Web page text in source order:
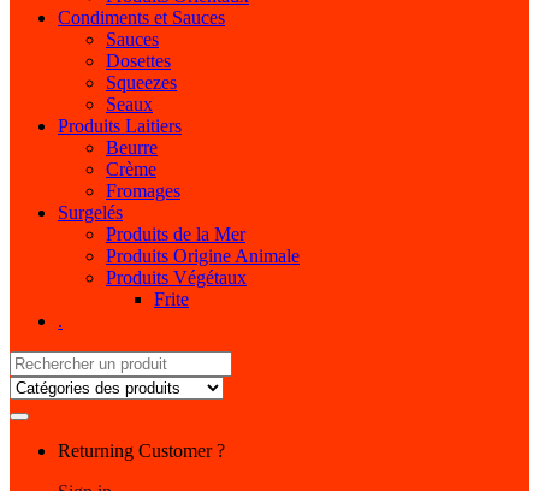
Condiments et Sauces
Sauces
Dosettes
Squeezes
Seaux
Produits Laitiers
Beurre
Crème
Fromages
Surgelés
Produits de la Mer
Produits Origine Animale
Produits Végétaux
Frite
.
Search
for:
Returning Customer ?